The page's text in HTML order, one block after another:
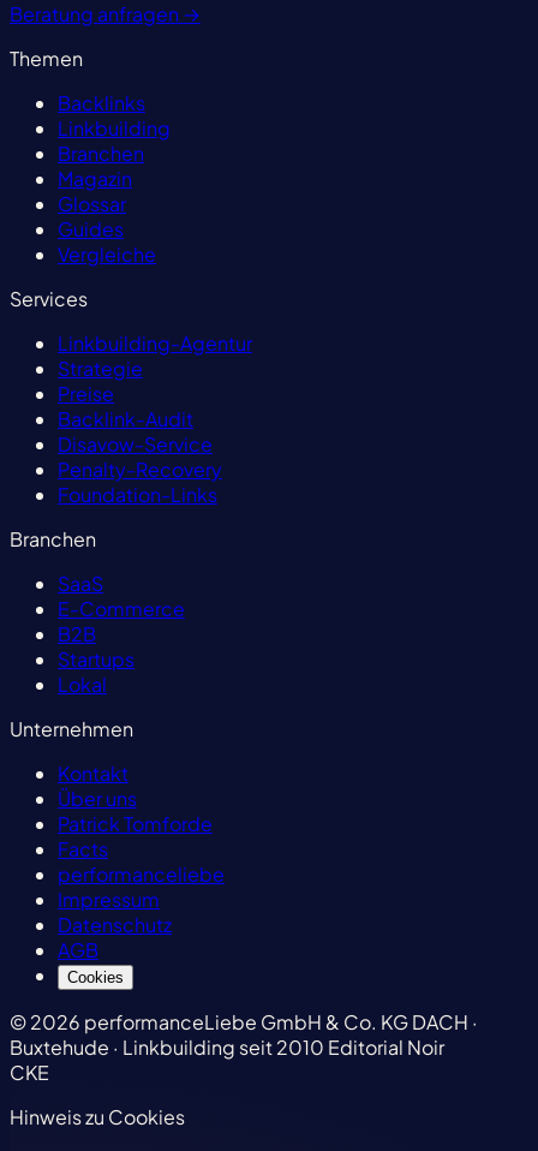
Beratung anfragen →
Themen
Backlinks
Linkbuilding
Branchen
Magazin
Glossar
Guides
Vergleiche
Services
Linkbuilding-Agentur
Strategie
Preise
Backlink-Audit
Disavow-Service
Penalty-Recovery
Foundation-Links
Branchen
SaaS
E-Commerce
B2B
Startups
Lokal
Unternehmen
Kontakt
Über uns
Patrick Tomforde
Facts
performanceliebe
Impressum
Datenschutz
AGB
Cookies
© 2026 performanceLiebe GmbH & Co. KGDACH ·
Buxtehude · Linkbuilding seit 2010 Editorial Noir
CKE
Hinweis zu Cookies